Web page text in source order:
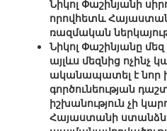
Նիկոլ Փաշինյանի
որովհետև
ռազմական
Նիկոլ Փաշինյանը
այլևս մեզնից ոչինչ
ականապատել է նոր
գործունեության
իշխանություն չի
Հայաստանի